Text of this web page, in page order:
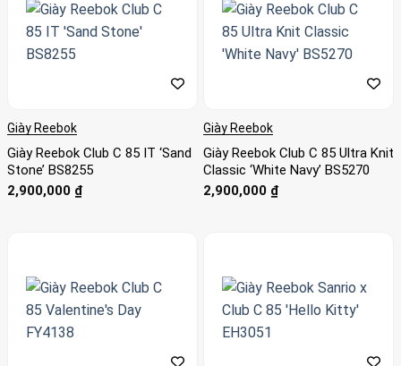
Giày Reebok
Giày Reebok Club C 85 IT ‘Sand
Stone’ BS8255
2,900,000 ₫
Giày Reebok
Giày Reebok Club C 85 Ultra Knit
Classic ‘White Navy’ BS5270
2,900,000 ₫